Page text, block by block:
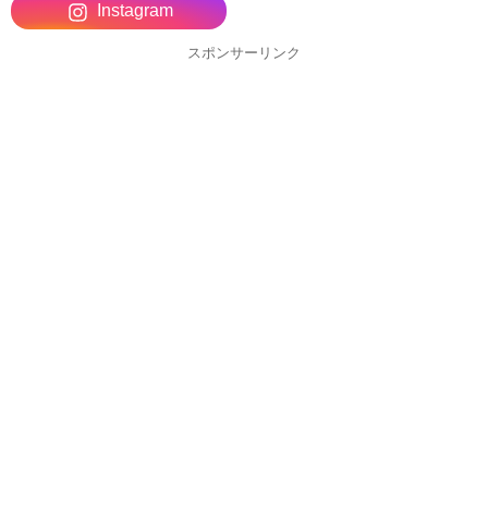
Instagram
スポンサーリンク